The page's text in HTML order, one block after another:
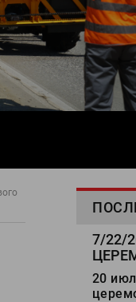
7/22/
ИММТ
20